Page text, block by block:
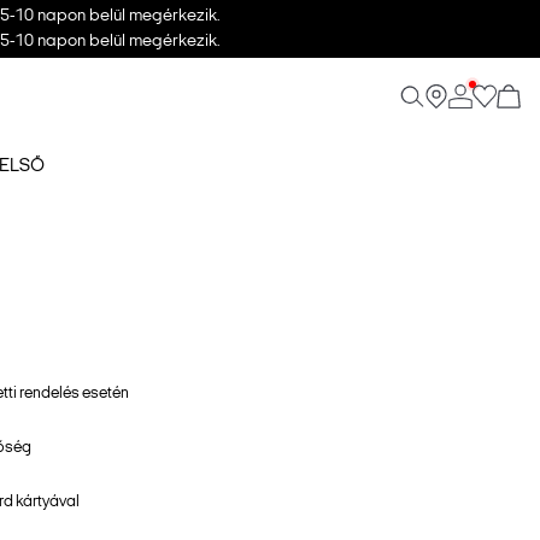
10 napon belül megérkezik.
10 napon belül megérkezik.
rendelés esetén
kártyával